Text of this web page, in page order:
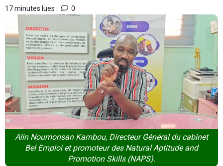
17 minutes lues
0
Alin Noumonsan Kambou, Directeur Général du cabinet
Bel Emploi et promoteur des Natural Aptitude and
Promotion Skills (NAPS).